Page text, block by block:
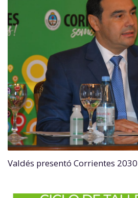
Valdés presentó Corrientes 2030